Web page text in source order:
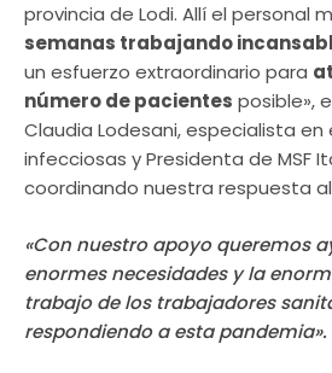
provincia de Lodi. Allí el personal
semanas trabajando
un esfuerzo extraordinario para
número de pacientes posible»,
Claudia Lodesani, especialista
infecciosas y Presidenta de MSF
coordinando nuestra respuesta al
«Con nuestro apoyo queremos
enormes necesidades y la
trabajo de los trabajadores
respondiendo a esta pandemia».